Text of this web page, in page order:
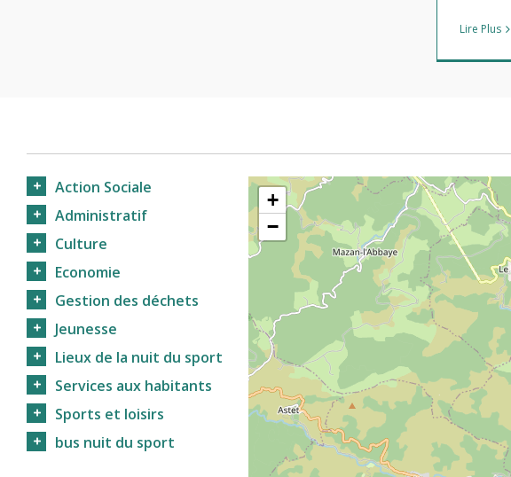
Lire Plus
Action Sociale
Administratif
Culture
Economie
Gestion des déchets
Jeunesse
Lieux de la nuit du sport
Services aux habitants
Sports et loisirs
bus nuit du sport
+
−